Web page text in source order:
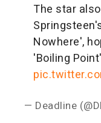
The star
Nowhere',
'Boiling
— Deadline